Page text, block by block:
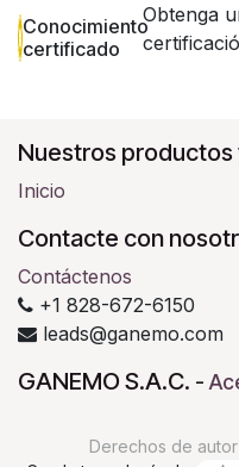
Conocimiento
certificado
Obtenga
Nuestros productos
Inicio
Contacte con
Contáctenos
+1 828-672-6150
leads@ganemo.com
GANEMO S.A.C. -
Derechos de